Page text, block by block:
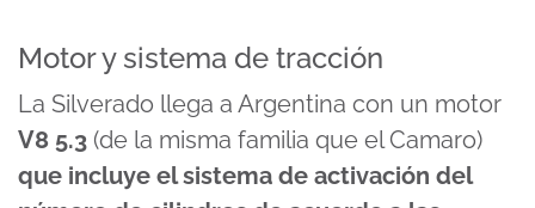
Motor y sistema de tracción
La Silverado llega a Argentina con un motor
V8 5.3 (de la misma familia que el Camaro)
que incluye el sistema de activación del